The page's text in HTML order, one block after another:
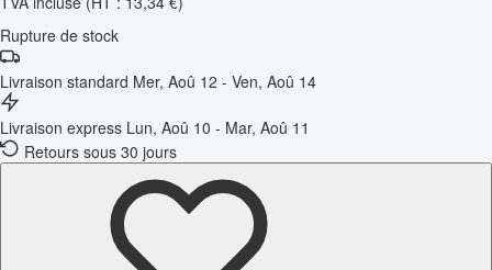
Rupture de stock
Livraison standard Mer, Aoû 12 - Ven, Aoû 14
Livraison express Lun, Aoû 10 - Mar, Aoû 11
Retours sous 30 jours